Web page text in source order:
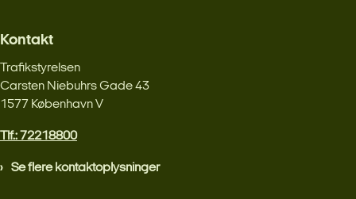
Kontakt
Trafikstyrelsen
Carsten Niebuhrs Gade 43
1577 København V
Tlf.: 72218800
Se flere kontaktoplysninger